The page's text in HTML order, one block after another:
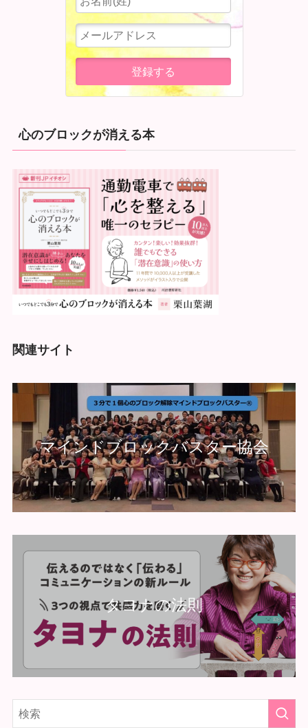
心のブロックが消える本
関連サイト
マインドブロックバスター協会
タヨナの法則